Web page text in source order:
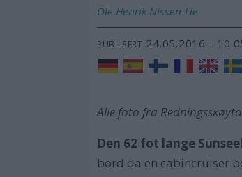
Ole Henrik Nissen-Lie
PUBLISERT 24.05.2016 -
Alle foto fra
Den 62 fot lange
bord da en cabincruiser